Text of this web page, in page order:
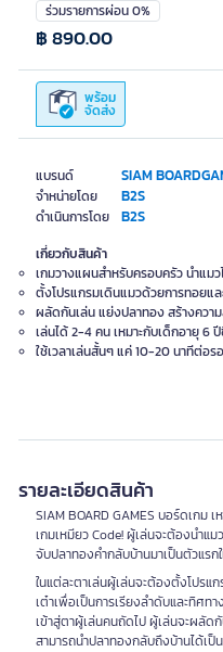
แบรนด์ SIAM
จำหน่ายโดย B2S
ดำเนินการโดย B2S
ร่วมรายการผ่อน 0%
พร้อม
จัดส่ง
฿ 890.00
เกี่ยวกับสินค้า
เกมวางแผนสำหรับครอบครัว นำแม
ตั้งโปรแกรมเดินแมวด้วยการทอยแล
ผลัดกันเล่น แย่งปลาทอง สร้างควา
เล่นได้ 2-4 คน เหมาะกับเด็กอายุ 6
ใช้เวลาเล่นสั้นๆ แค่ 10-20 นาทีต่อร
รายละเอียดสินค้า
SIAM BOARD GAMES บอร์ดเกม
เกมเหมียว Code! ผู้เล่นจะต้องนำแ
จับปลาทองคำกลับบ้านมาเป็นตัวแรก
ในแต่ละตาเล่นผู้เล่นจะต้องตั้งโปรแ
เต๋าเพื่อเป็นการเรียงลำดับและทิศท
เข้าสู่ตาผู้เล่นคนถัดไป ผู้เล่นจะผลัด
สามารถนำปลาทองกลับถึงบ้านได้เป็